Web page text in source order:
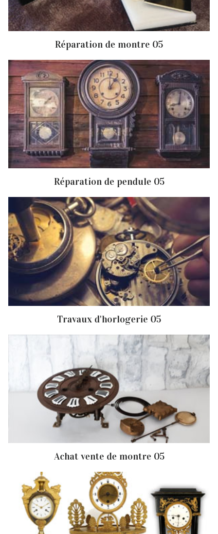
Réparation de montre 05
Réparation de pendule 05
Travaux d'horlogerie 05
Achat vente de montre 05